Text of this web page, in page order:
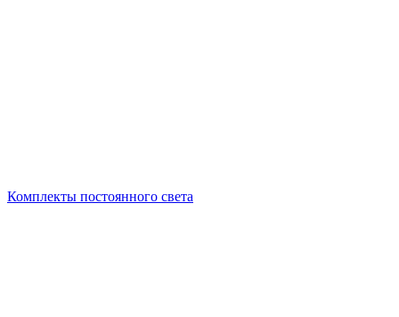
Комплекты постоянного света